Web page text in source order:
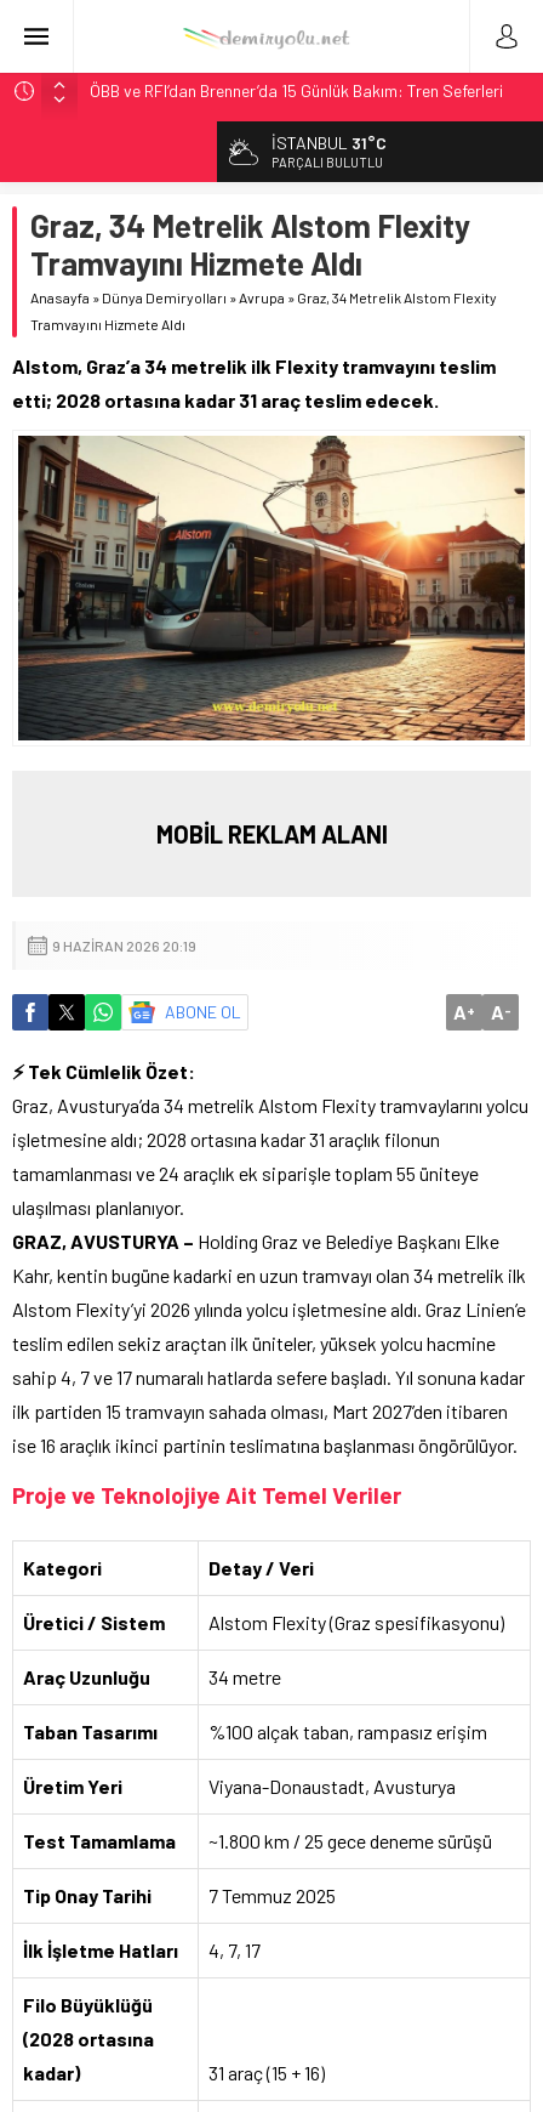
ÖBB ve RFI’dan Brenner’da 15 Günlük Bakım: Tren Seferleri
NS, Temmuz 2026’dan İtibaren Koltukta Bagaja Kalıcı
Madrid Atocha’da 56 Milyon Euro’luk Yenileme: Sol Tüneli
%33 Kapasite Artışı
İngiltere Demiryolunda Tarihi Entegrasyon: GBR Anglia
Resmen Başladı
Malezya Havayolları, TGV ile 28 Fransız Şehrine Tek Bilet
İSTANBUL 31°C
PARÇALI BULUTLU
Graz, 34 Metrelik Alstom Flexity
Tramvayını Hizmete Aldı
Anasayfa » Dünya Demiryolları »Avrupa » Graz, 34 Metrelik Alstom Flexity
Tramvayını Hizmete Aldı
Alstom, Graz’a 34 metrelik ilk Flexity tramvayını teslim
etti; 2028 ortasına kadar 31 araç teslim edecek.
MOBİL REKLAM ALANI
9 HAZIRAN 2026 20:19
ABONE OL A+ A-
⚡ Tek Cümlelik Özet:
Graz, Avusturya’da 34 metrelik Alstom Flexity tramvaylarını yolcu
işletmesine aldı; 2028 ortasına kadar 31 araçlık filonun
tamamlanması ve 24 araçlık ek siparişle toplam 55 üniteye
ulaşılması planlanıyor.
GRAZ, AVUSTURYA – Holding Graz ve Belediye Başkanı Elke
Kahr, kentin bugüne kadarki en uzun tramvayı olan 34 metrelik ilk
Alstom Flexity’yi 2026 yılında yolcu işletmesine aldı. Graz Linien’e
teslim edilen sekiz araçtan ilk üniteler, yüksek yolcu hacmine
sahip 4, 7 ve 17 numaralı hatlarda sefere başladı. Yıl sonuna kadar
ilk partiden 15 tramvayın sahada olması, Mart 2027’den itibaren
ise 16 araçlık ikinci partinin teslimatına başlanması öngörülüyor.
Proje ve Teknolojiye Ait Temel Veriler
Kategori Detay / Veri
Üretici / Sistem Alstom Flexity (Graz spesifikasyonu)
Araç Uzunluğu 34 metre
Taban Tasarımı %100 alçak taban, rampasız erişim
Üretim Yeri Viyana-Donaustadt, Avusturya
Test Tamamlama ~1.800 km / 25 gece deneme sürüşü
Tip Onay Tarihi 7 Temmuz 2025
İlk İşletme Hatları 4, 7, 17
Filo Büyüklüğü
(2028 ortasına
kadar)
31 araç (15 + 16)